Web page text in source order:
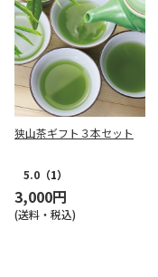
狭山茶ギフト３本セット
5.0 （1）
3,000円
(送料・税込)